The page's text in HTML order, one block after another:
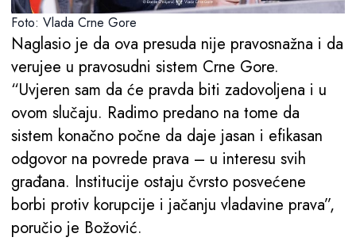
Foto: Vlada Crne Gore
Naglasio je da ova presuda nije pravosnažna i da
verujee u pravosudni sistem Crne Gore.
“Uvjeren sam da će pravda biti zadovoljena i u
ovom slučaju. Radimo predano na tome da
sistem konačno počne da daje jasan i efikasan
odgovor na povrede prava – u interesu svih
građana. Institucije ostaju čvrsto posvećene
borbi protiv korupcije i jačanju vladavine prava”,
poručio je Božović.